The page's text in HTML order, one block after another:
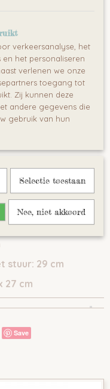
stuur: 29 cm
27 cm
Save
verkeersanalyse, het
het personaliseren
verlenen we onze
toegang tot
Zij kunnen deze
andere gegevens die
gebruik van hun
Selectie toestaan
Nee, niet akkoord